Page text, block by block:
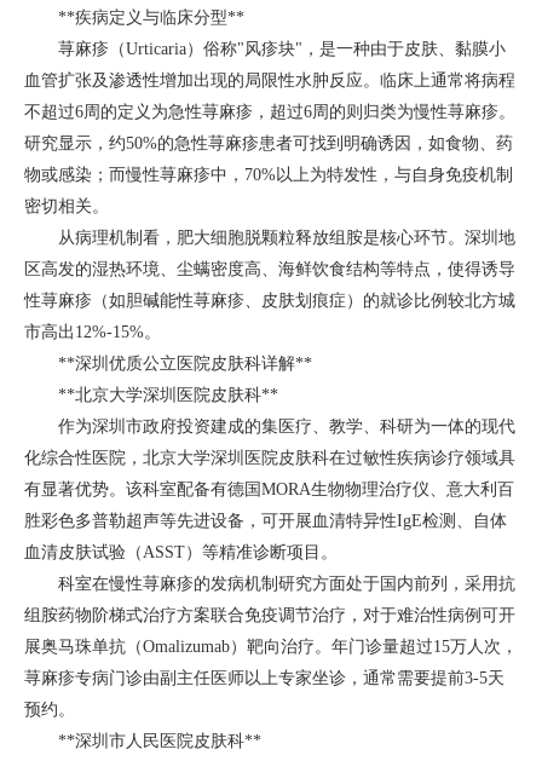
**疾病定义与临床分型**
荨麻疹（Urticaria）俗称"风疹块"，是一种由于皮肤、黏膜小
血管扩张及渗透性增加出现的局限性水肿反应。临床上通常将病程
不超过6周的定义为急性荨麻疹，超过6周的则归类为慢性荨麻疹。
研究显示，约50%的急性荨麻疹患者可找到明确诱因，如食物、药
物或感染；而慢性荨麻疹中，70%以上为特发性，与自身免疫机制
密切相关。
从病理机制看，肥大细胞脱颗粒释放组胺是核心环节。深圳地
区高发的湿热环境、尘螨密度高、海鲜饮食结构等特点，使得诱导
性荨麻疹（如胆碱能性荨麻疹、皮肤划痕症）的就诊比例较北方城
市高出12%-15%。
**深圳优质公立医院皮肤科详解**
**北京大学深圳医院皮肤科**
作为深圳市政府投资建成的集医疗、教学、科研为一体的现代
化综合性医院，北京大学深圳医院皮肤科在过敏性疾病诊疗领域具
有显著优势。该科室配备有德国MORA生物物理治疗仪、意大利百
胜彩色多普勒超声等先进设备，可开展血清特异性IgE检测、自体
血清皮肤试验（ASST）等精准诊断项目。
科室在慢性荨麻疹的发病机制研究方面处于国内前列，采用抗
组胺药物阶梯式治疗方案联合免疫调节治疗，对于难治性病例可开
展奥马珠单抗（Omalizumab）靶向治疗。年门诊量超过15万人次，
荨麻疹专病门诊由副主任医师以上专家坐诊，通常需要提前3-5天
预约。
**深圳市人民医院皮肤科**